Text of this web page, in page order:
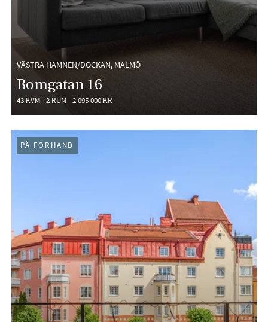
VÄSTRA HAMNEN/DOCKAN, MALMÖ
Bomgatan 16
43 KVM 2 RUM 2 095 000 KR
PÅ FÖRHAND